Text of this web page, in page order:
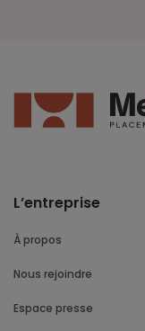
L’entreprise
À propos
Nous rejoindre
Espace presse